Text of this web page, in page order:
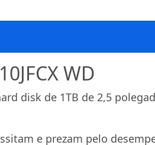
WD
disk de 1TB de 2,5
e prezam pelo